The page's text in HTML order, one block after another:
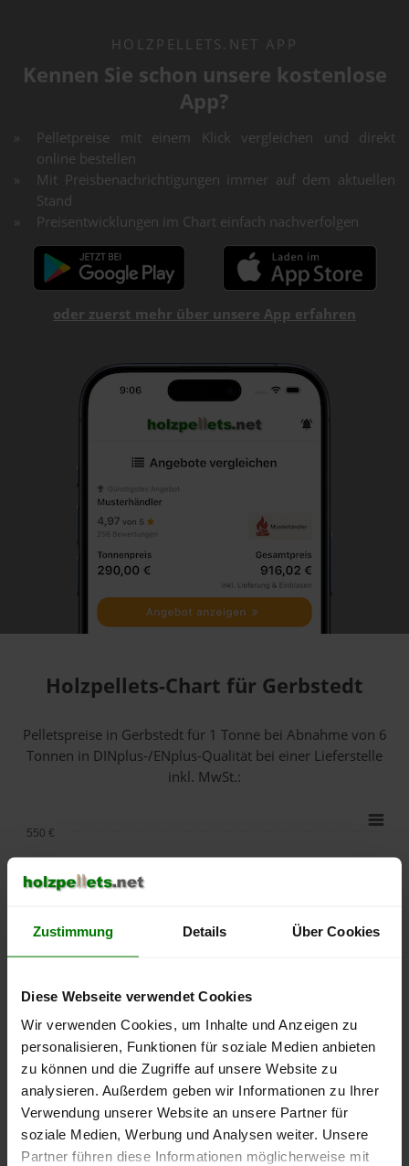
Zustimmung Details Über Cookies
Diese Webseite verwendet Cookies
Wir verwenden Cookies, um Inhalte und Anzeigen zu
personalisieren, Funktionen für soziale Medien anbieten
zu können und die Zugriffe auf unsere Website zu
analysieren. Außerdem geben wir Informationen zu Ihrer
Verwendung unserer Website an unsere Partner für
soziale Medien, Werbung und Analysen weiter. Unsere
Partner führen diese Informationen möglicherweise mit
HOLZPELLETS.NET APP
Kennen Sie schon unsere kostenlose
App?
Pelletpreise mit einem Klick vergleichen und direkt
online bestellen
Mit Preisbenachrichtigungen immer auf dem aktuellen
Stand
Preisentwicklungen im Chart einfach nachverfolgen
oder zuerst mehr über unsere App erfahren
Holzpellets-Chart für Gerbstedt
Pelletspreise in Gerbstedt für 1 Tonne bei Abnahmevon 6
Tonnen in DINplus-/ENplus-Qualität bei einer Lieferstelle
inkl. MwSt.:
lose Ware Sackware
September
2025
Januar
2026
Mai
2026
250 €
300 €
350 €
400 €
500 €
550 €